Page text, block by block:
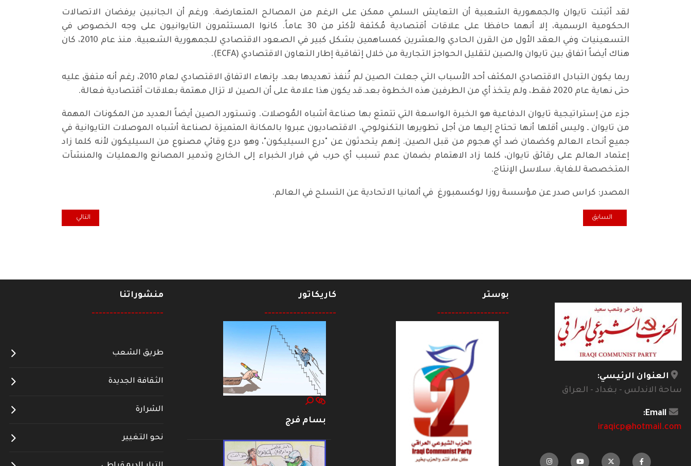
لقد أثبتت تايوان والجمهورية الشعبية أن التعايش السلمي ممكن على الرغم من المصالح المتعارضة. ورغم أن الجانبين يرفضان الاتصالات
الحكومية الرسمية، إلا أنهما حافظا على علاقات أقتصادية مُكثفة لأكثر من 30 عاماً. كانوا المستثمرون التايوانيون على وجه الخصوص في
التسعينيات وفي العقد الأول من القرن الحادي والعشرين كمساهمين بشكل كبير في الصعود الاقتصادي للجمهورية الشعبية. منذ عام 2010، كان
هناك أيضاً اتفاق بين تايوان والصين لتقليل الحواجز التجارية من خلال إتفاقية إطار التعاون الاقتصادي (ECFA).
ربما يكون التبادل الاقتصادي المكثف أحد الأسباب التي جعلت الصين لم تُنفذ تهديدها بعد. بإنهاء الاتفاق الاقتصادي لعام 2010، رغم أنه متفق عليه
حتى نهاية عام 2020 فقط، ولم يتخذ أي من الطرفين هذه الخطوة بعد.قد يكون هذا علامة على أن الصين لا تزال مهتمة بعلاقات أقتصادية فعالة.
جزء من إستراتيجية تايوان الدفاعية هو الخبرة الواسعة التي تتمتع بها صناعة أشباه المُوصلات. وتستورد الصين أيضاً العديد من المكونات المهمة
من تايوان ـ وليس أقلها أنها تحتاج إليها من أجل تطويرها التكنولوجي. الاقتصاديون عبروا بالمكانة المتميزة لصناعة أشباه الموصلات التايوانية في
جميع أنحاء العالم وكضمان ضد أي هجوم من قبل الصين. إنهم يتحدثون عن "درع السيليكون"، وهو درع وقائي مصنوع من السيليكون لأنه كلما زاد
إعتماد العالم على رقائق تايوان، كلما زاد الاهتمام بضمان عدم تسبب أي حرب في فرار الخبراء إلى الخارج وتدمير المصانع والعمليات والمنشآت
المتخصصة للغاية. سلاسل الإنتاج.
المصدر: كراس صدر عن مؤسسة روزا لوكسمبورغ في ألمانيا الاتحادية عن التسلح في العالم.
المقال السابق: بقي بايدن… عاد ترامب - يك* حساب!
السابق المقال التالي: شارع المتنبي
التالي
العنوان الرئيسي:
ساحة الاندلس - بغداد - العراق
Email:
iraqicp@hotmail.com
بوستر
--------------------
كاريكاتور
--------------------
بسام فرج
منشوراتنا
--------------------
طريق الشعب
الثقافة الجديدة
الشرارة
نحو التغيير